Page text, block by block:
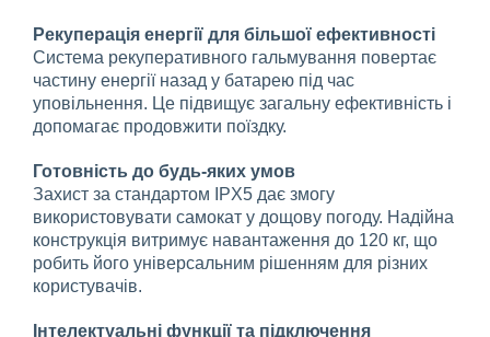
Рекуперація енергії для більшої ефективності
Система рекуперативного гальмування повертає
частину енергії назад у батарею під час
уповільнення. Це підвищує загальну ефективність і
допомагає продовжити поїздку.
Готовність до будь-яких умов
Захист за стандартом IPX5 дає змогу
використовувати самокат у дощову погоду. Надійна
конструкція витримує навантаження до 120 кг, що
робить його універсальним рішенням для різних
користувачів.
Інтелектуальні функції та підключення